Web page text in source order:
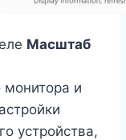
Масштаб
и
устройства,